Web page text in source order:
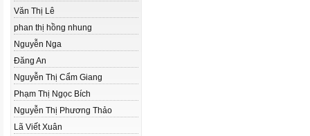
Văn Thị Lê
phan thị hồng nhung
Nguyễn Nga
Đăng An
Nguyễn Thị Cẩm Giang
Phạm Thị Ngọc Bích
Nguyễn Thị Phương Thảo
Lã Viết Xuân